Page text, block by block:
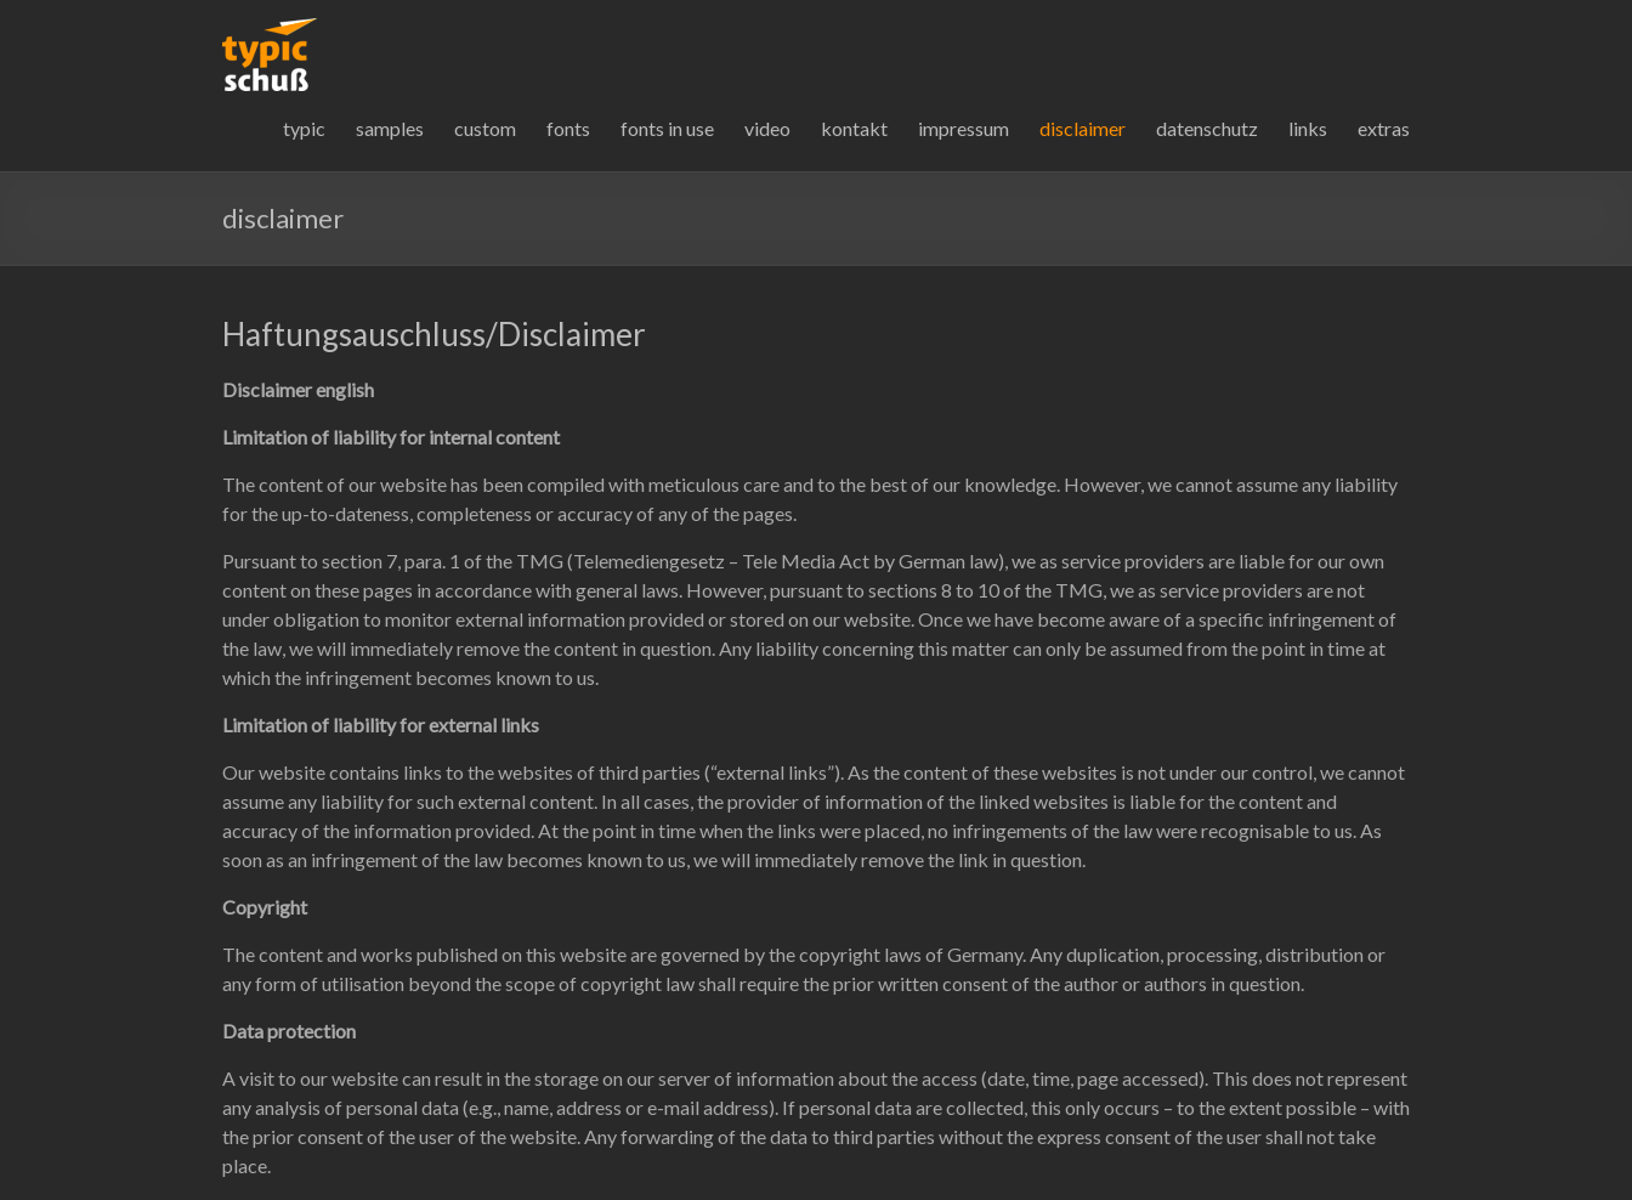
typic samples custom fonts fonts in use video kontakt impressum disclaimer datenschutz links extras
disclaimer
Haftungsauschluss/Disclaimer
Disclaimer english
Limitation of liability for internal content
The content of our website has been compiled with meticulous care and to the best of our knowledge. However, we cannot assume any liability
for the up-to-dateness, completeness or accuracy of any of the pages.
Pursuant to section 7, para. 1 of the TMG (Telemediengesetz – Tele Media Act by German law), we as service providers are liable for our own
content on these pages in accordance with general laws. However, pursuant to sections 8 to 10 of the TMG, we as service providers are not
under obligation to monitor external information provided or stored on our website. Once we have become aware of a specific infringement of
the law, we will immediately remove the content in question. Any liability concerning this matter can only be assumed from the point in time at
which the infringement becomes known to us.
Limitation of liability for external links
Our website contains links to the websites of third parties (“external links”). As the content of these websites is not under our control, we cannot
assume any liability for such external content. In all cases, the provider of information of the linked websites is liable for the content and
accuracy of the information provided. At the point in time when the links were placed, no infringements of the law were recognisable to us. As
soon as an infringement of the law becomes known to us, we will immediately remove the link in question.
Copyright
The content and works published on this website are governed by the copyright laws of Germany. Any duplication, processing, distribution or
any form of utilisation beyond the scope of copyright law shall require the prior written consent of the author or authors in question.
Data protection
A visit to our website can result in the storage on our server of information about the access (date, time, page accessed). This does not represent
any analysis of personal data (e.g., name, address or e-mail address). If personal data are collected, this only occurs – to the extent possible – with
the prior consent of the user of the website. Any forwarding of the data to third parties without the express consent of the user shall not take
place.